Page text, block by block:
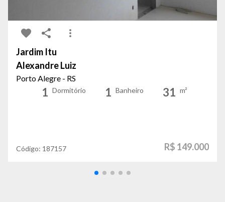
Jardim Itu
Alexandre Luiz
Porto Alegre - RS
1 Dormitório 1 Banheiro 31 m²
Código: 187157 R$ 149.000